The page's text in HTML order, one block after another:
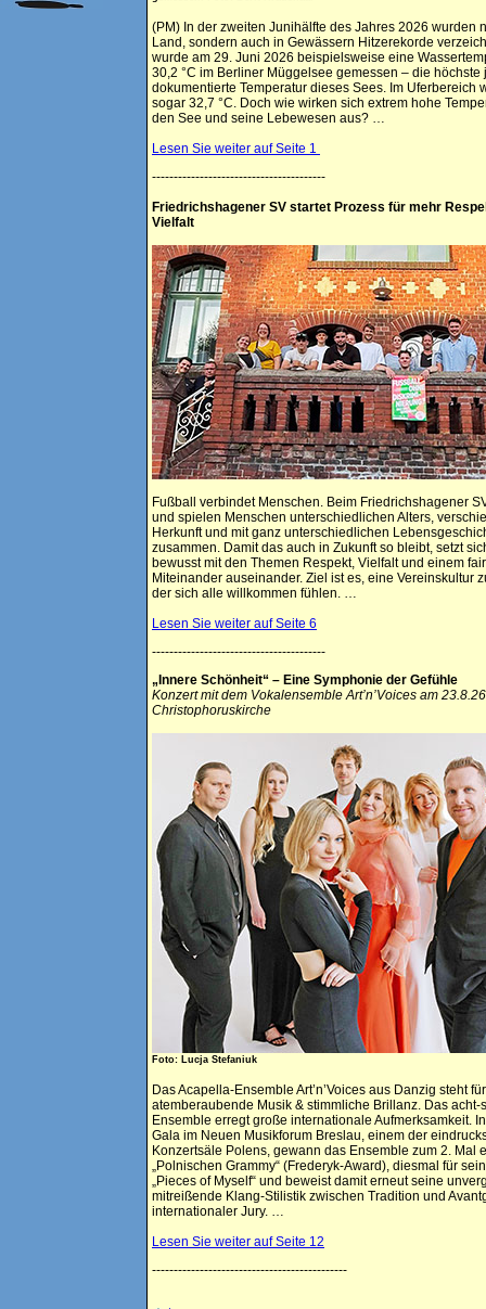
(PM) In der zweiten Junihälfte des Jahres 2026 wurden
Land, sondern auch in Gewässern Hitzerekorde
wurde am 29. Juni 2026 beispielsweise eine
30,2 °C im Berliner Müggelsee gemessen – die höchste
dokumentierte Temperatur dieses Sees. Im Uferbereich
sogar 32,7 °C. Doch wie wirken sich extrem hohe
den See und seine Lebewesen aus? …
Lesen Sie weiter auf Seite 1
----------------------------------------
Friedrichshagener SV startet Prozess für mehr
Vielfalt
Fußball verbindet Menschen. Beim Friedrichshagener
und spielen Menschen unterschiedlichen Alters,
Herkunft und mit ganz unterschiedlichen
zusammen. Damit das auch in Zukunft so bleibt, setzt
bewusst mit den Themen Respekt, Vielfalt und einem
Miteinander auseinander. Ziel ist es, eine Vereinskultur
der sich alle willkommen fühlen. …
Lesen Sie weiter auf Seite 6
----------------------------------------
„Innere Schönheit“ – Eine Symphonie der Gefühle
Konzert mit dem Vokalensemble Art’n’Voices am
Christophoruskirche
Foto: Lucja Stefaniuk
Das Acapella-Ensemble Art’n’Voices aus Danzig steht für
atemberaubende Musik & stimmliche Brillanz. Das acht-
Ensemble erregt große internationale Aufmerksamkeit.
Gala im Neuen Musikforum Breslau, einem der
Konzertsäle Polens, gewann das Ensemble zum 2. Mal
„Polnischen Grammy“ (Frederyk-Award), diesmal für
„Pieces of Myself“ und beweist damit erneut seine
mitreißende Klang-Stilistik zwischen Tradition und
internationaler Jury. …
Lesen Sie weiter auf Seite 12
---------------------------------------------